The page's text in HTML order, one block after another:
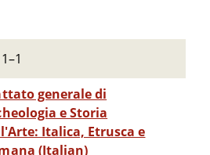
generale di
e Storia
Italica, Etrusca e
(Italian)